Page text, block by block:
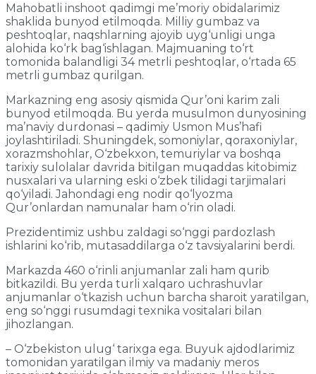
Mahobatli inshoot qadimgi me’moriy obidalarimiz
shaklida bunyod etilmoqda. Milliy gumbaz va
peshtoqlar, naqshlarning ajoyib uyg‘unligi unga
alohida ko‘rk bag‘ishlagan. Majmuaning to‘rt
tomonida balandligi 34 metrli peshtoqlar, o‘rtada 65
metrli gumbaz qurilgan.
Markazning eng asosiy qismida Qur’oni karim zali
bunyod etilmoqda. Bu yerda musulmon dunyosining
ma’naviy durdonasi – qadimiy Usmon Mus’hafi
joylashtiriladi. Shuningdek, somoniylar, qoraxoniylar,
xorazmshohlar, O‘zbekxon, temuriylar va boshqa
tarixiy sulolalar davrida bitilgan muqaddas kitobimiz
nusxalari va ularning eski o‘zbek tilidagi tarjimalari
qo‘yiladi. Jahondagi eng nodir qo‘lyozma
Qur’onlardan namunalar ham o‘rin oladi.
Prezidentimiz ushbu zaldagi so‘nggi pardozlash
ishlarini ko‘rib, mutasaddilarga o‘z tavsiyalarini berdi.
Markazda 460 o‘rinli anjumanlar zali ham qurib
bitkazildi. Bu yerda turli xalqaro uchrashuvlar
anjumanlar o‘tkazish uchun barcha sharoit yaratilgan,
eng so‘nggi rusumdagi texnika vositalari bilan
jihozlangan.
– O‘zbekiston ulug‘ tarixga ega. Buyuk ajdodlarimiz
tomonidan yaratilgan ilmiy va madaniy meros